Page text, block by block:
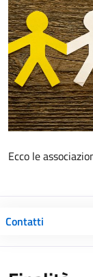
Ecco le
Contatti